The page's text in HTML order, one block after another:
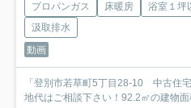
プロパンガス 床暖房 浴室１坪
汲取排水
動画
「登別市若草町5丁目28-10 中古住
地代はご相談下さい！92.2㎡の建物